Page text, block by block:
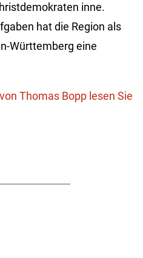
inne.
hat die Region als
Württemberg eine
Thomas Bopp lesen Sie